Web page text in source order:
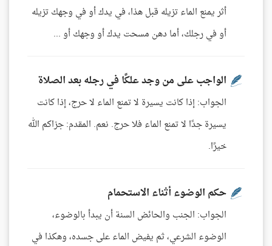
أثر يمنع الماء تزيله قبل هذا، في يدك أو في وجهك تزيله
أو في رجلك، أما دهن مسحت يدك أو وجهك أو ...
الواجب على من وجد علكًا في رجله بعد الصلاة
الجواب: إذا كانت يسيرة لا تمنع الماء لا حرج، إذا كانت
يسيرة جدًا لا تمنع الماء فلا حرج. نعم. المقدم: جزاكم الله
خيرًا.
حكم الوضوء أثناء الاستحمام
الجواب: الجنب والحائض السنة أن يبدأ بالوضوء،
الوضوء الشرعي، ثم يفيض الماء على جسده، وهكذا في